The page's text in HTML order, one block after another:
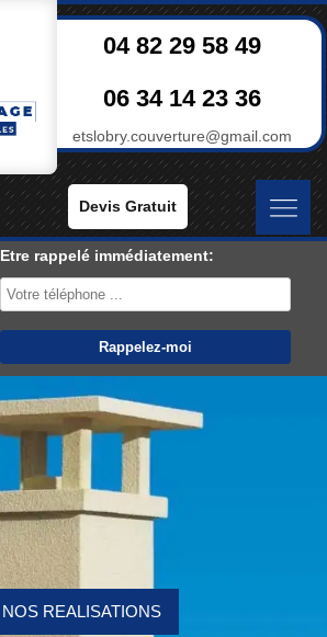
04 82 29 58 49
06 34 14 23 36
etslobry.couverture@gmail.com
Devis Gratuit
Etre rappelé immédiatement:
NOS REALISATIONS